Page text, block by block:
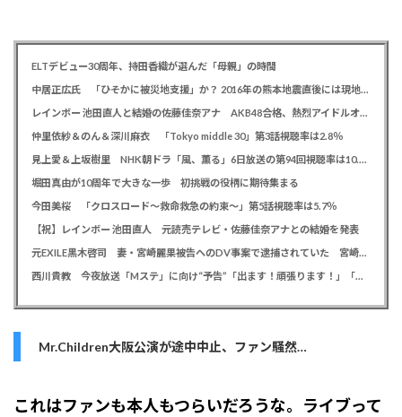
ELTデビュー30周年、持田香織が選んだ「母親」の時間
中居正広氏 「ひそかに被災地支援」か？ 2016年の熊本地震直後には現地で炊き出し 親友・松本人志の闘病に心を痛め、頻繁に連絡も
レインボー 池田直人と結婚の佐藤佳奈アナ AKB48合格、熱烈アイドルオタク「さかなちゃん」として人気に、7月末に読売テレビ退社
仲里依紗＆のん＆深川麻衣 「Tokyo middle 30」第3話視聴率は2.8％
見上愛＆上坂樹里 NHK朝ドラ「風、薫る」6日放送の第94回視聴率は10.4％
堀田真由が10周年で大きな一歩 初挑戦の役柄に期待集まる
今田美桜 「クロスロード～救命救急の約束～」第5話視聴率は5.7％
【祝】レインボー 池田直人 元読売テレビ・佐藤佳奈アナとの結婚を発表
元EXILE黒木啓司 妻・宮崎麗果被告へのDV事案で逮捕されていた 宮崎は全身打撲、頭部裂傷及び打撲、頸部損傷の怪我
西川貴教 今夜放送「Mステ」に向け“予告”「出ます！頑張ります！」「恐らくアレも着ます！」
Mr.Children大阪公演が途中中止、ファン騒然…
これはファンも本人もつらいだろうな。ライブって